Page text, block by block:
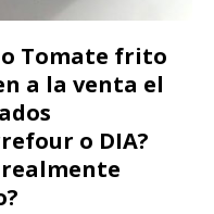
Tomate frito
a la venta el
o DIA?
realmente